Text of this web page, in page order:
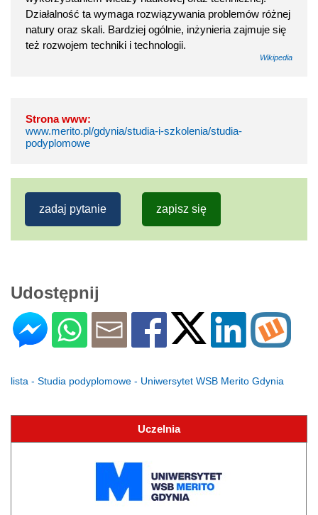
Działalność ta wymaga rozwiązywania problemów różnej
natury oraz skali. Bardziej ogólnie, inżynieria zajmuje się
też rozwojem techniki i technologii.
Wikipedia
Strona www:
www.merito.pl/gdynia/studia-i-szkolenia/studia-
podyplomowe
zadaj pytanie zapisz się
Udostępnij
lista - Studia podyplomowe - Uniwersytet WSB Merito Gdynia
Uczelnia